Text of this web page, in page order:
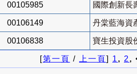
00105985 國際創新長
00106149 丹棠藍海資
00106838 寶生投資股
[第一頁 / 上一頁] 1, 2,